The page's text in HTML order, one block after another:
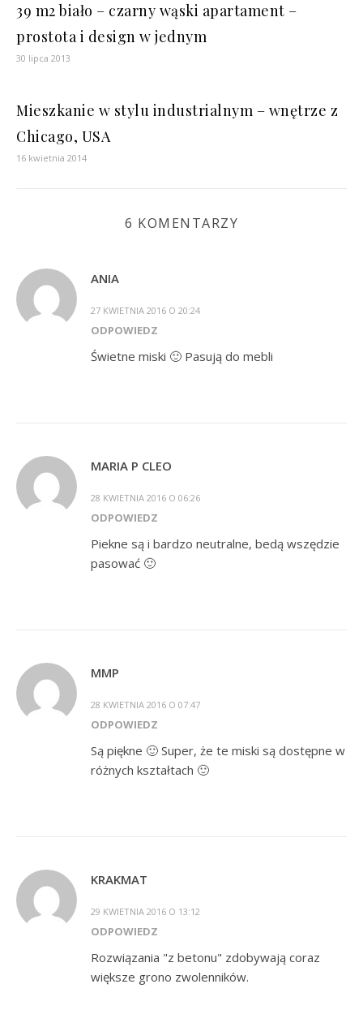
39 m2 biało – czarny wąski apartament –
prostota i design w jednym
30 lipca 2013
Mieszkanie w stylu industrialnym – wnętrze z
Chicago, USA
16 kwietnia 2014
6 KOMENTARZY
ANIA
27 KWIETNIA 2016 O 20:24
ODPOWIEDZ
Świetne miski 🙂 Pasują do mebli
MARIA P CLEO
28 KWIETNIA 2016 O 06:26
ODPOWIEDZ
Piekne są i bardzo neutralne, bedą wszędzie
pasować 🙂
MMP
28 KWIETNIA 2016 O 07:47
ODPOWIEDZ
Są piękne 🙂 Super, że te miski są dostępne w
różnych kształtach 🙂
KRAKMAT
29 KWIETNIA 2016 O 13:12
ODPOWIEDZ
Rozwiązania "z betonu" zdobywają coraz
większe grono zwolenników.